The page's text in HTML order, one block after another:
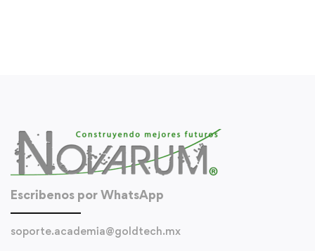
Escribenos por WhatsApp
soporte.academia@goldtech.mx